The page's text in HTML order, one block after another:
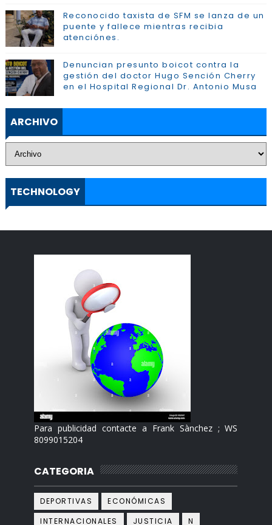
Reconocido taxista de SFM se lanza de un
puente y fallece mientras recibia
atenciónes.
Denuncian presunto boicot contra la
gestión del doctor Hugo Sención Cherry
en el Hospital Regional Dr. Antonio Musa
ARCHIVO
TECHNOLOGY
Para publicidad contacte a Frank Sànchez ; WS
8099015204
CATEGORIA
DEPORTIVAS
ECONÓMICAS
INTERNACIONALES
JUSTICIA N